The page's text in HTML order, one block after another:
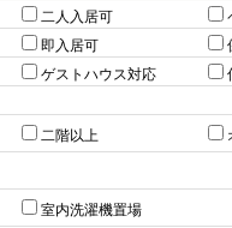
二人入居可
即入居可
ゲストハウス対応
二階以上
室内洗濯機置場